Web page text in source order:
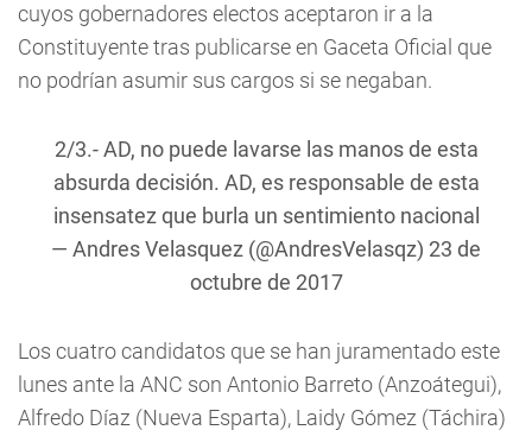
cuyos gobernadores electos aceptaron ir a la
Constituyente tras publicarse en Gaceta Oficial que
no podrían asumir sus cargos si se negaban.
2/3.- AD, no puede lavarse las manos de esta
absurda decisión. AD, es responsable de esta
insensatez que burla un sentimiento nacional
— Andres Velasquez (@AndresVelasqz) 23 de
octubre de 2017
Los cuatro candidatos que se han juramentado este
lunes ante la ANC son Antonio Barreto (Anzoátegui),
Alfredo Díaz (Nueva Esparta), Laidy Gómez (Táchira)